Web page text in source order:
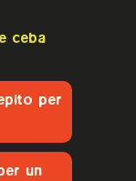
ceba
per
un